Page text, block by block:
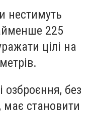
нестимуть
225
цілі на
озброєння, без
має становити